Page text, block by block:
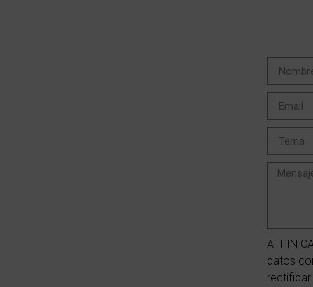
AFFIN
datos
rectificar